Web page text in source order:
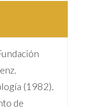
(1982).
de